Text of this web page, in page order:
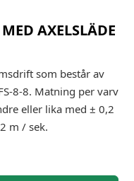
AXELSLÄDE
som består av
8-8. Matning per varv
eller lika med ± 0,2
m / sek.